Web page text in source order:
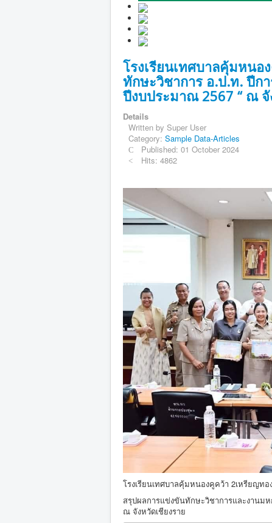
โรงเรียนเทศบาลคุ้มหนอ
ทักษะวิชาการ อ.ป.ท. ปีก
ปีงบประมาณ 2567 “ ณ จั
Details
Written by Super User
Category: Sample Data-Articles
Published: 01 October 2024
Hits: 4862
โรงเรียนเทศบาลคุ้มหนองคูคว้า 2เหรียญท
สรุปผลการแข่งขันทักษะวิชาการและงานม
ณ จังหวัดเชียงราย